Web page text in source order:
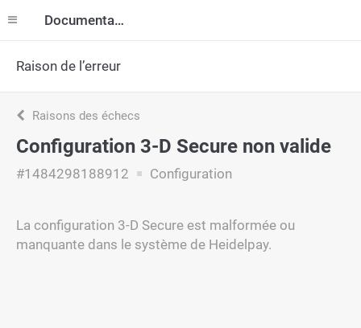
Documentation
Raison de l’erreur
Raisons des échecs
Configuration 3-D Secure non valide
#1484298188912 Configuration
La configuration 3-D Secure est malformée ou
manquante dans le système de Heidelpay.